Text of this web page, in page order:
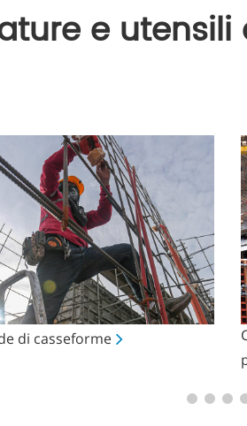
e
di casseforme